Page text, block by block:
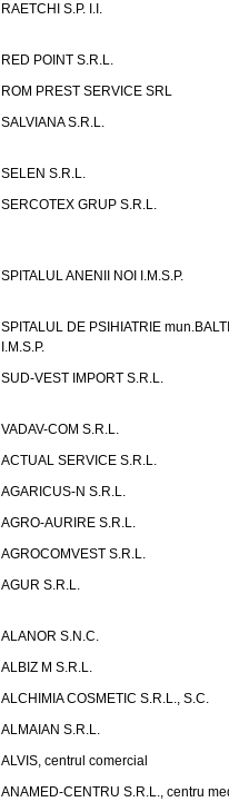
RAETCHI S.P. I.I.
RED POINT S.R.L.
ROM PREST SERVICE SRL
SALVIANA S.R.L.
SELEN S.R.L.
SERCOTEX GRUP S.R.L.
SPITALUL ANENII NOI I.M.S.P.
SPITALUL DE PSIHIATRIE mun.BALTI
I.M.S.P.
SUD-VEST IMPORT S.R.L.
VADAV-COM S.R.L.
ACTUAL SERVICE S.R.L.
AGARICUS-N S.R.L.
AGRO-AURIRE S.R.L.
AGROCOMVEST S.R.L.
AGUR S.R.L.
ALANOR S.N.C.
ALBIZ M S.R.L.
ALCHIMIA COSMETIC S.R.L., S.C.
ALMAIAN S.R.L.
ALVIS, centrul comercial
ANAMED-CENTRU S.R.L., centru